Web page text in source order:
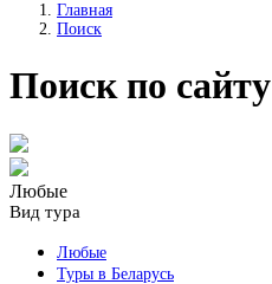
Главная
Поиск
Поиск по сайту
Любые
Вид тура
Любые
Туры в Беларусь